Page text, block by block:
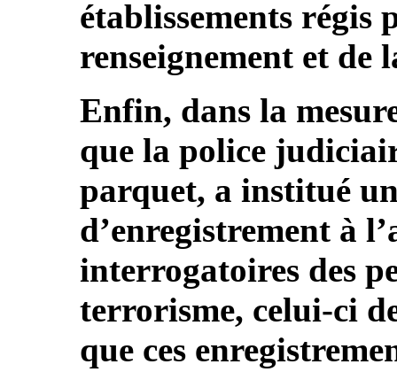
établissements régis
renseignement et de
Enfin, dans la
que la police
parquet, a institué
d’enregistrement à
interrogatoires des
terrorisme, celui-ci
que ces